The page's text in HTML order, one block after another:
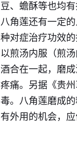
豆、蟾酥等也均
八角莲还有一定
种对症治疗功效
以煎汤内服（煎
酒合在一起，磨
疼痛。另据《贵
毒。八角莲磨成
有外用的机会，应